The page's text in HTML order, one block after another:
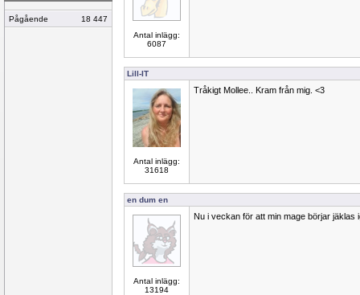
Pågående 18 447
Antal inlägg:
6087
Lill-IT
Antal inlägg:
31618
Tråkigt Mollee.. Kram från mig. <3
en dum en
Antal inlägg:
13194
Nu i veckan för att min mage börjar jäklas